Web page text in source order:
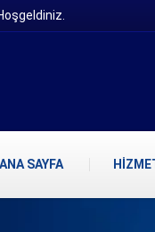
ANA SAYFA